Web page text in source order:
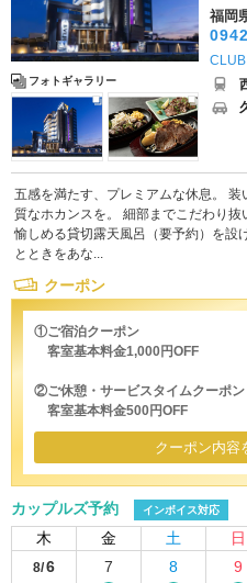
フォトギャラリー
福岡
五感を満たす、プレミアムな休息。
質なホカンスを。 細部までこだわり
愉しめる貸切露天風呂（要予約）を設
とときをあな...
クーポン
①ご宿泊クーポン
客室基本料金1,000円OFF
②ご休憩・サービスタイムクーポン
客室基本料金500円OFF
クーポン内容
カップルズ予約 インボイス対応
木 金 土 日
8/6
7 8 9